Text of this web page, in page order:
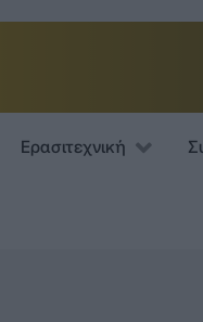
Ερασιτεχνική